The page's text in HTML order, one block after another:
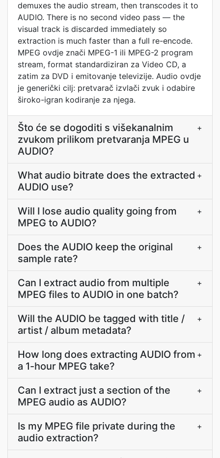
demuxes the audio stream, then transcodes it to
AUDIO. There is no second video pass — the
visual track is discarded immediately so
extraction is much faster than a full re-encode.
MPEG ovdje znači MPEG-1 ili MPEG-2 program
stream, format standardiziran za Video CD, a
zatim za DVD i emitovanje televizije. Audio ovdje
je generički cilj: pretvarač izvlači zvuk i odabire
široko-igran kodiranje za njega.
Što će se dogoditi s višekanalnim
zvukom prilikom pretvaranja MPEG u
AUDIO?
+
What audio bitrate does the extracted
AUDIO use?
+
Will I lose audio quality going from
MPEG to AUDIO?
+
Does the AUDIO keep the original
sample rate?
+
Can I extract audio from multiple
MPEG files to AUDIO in one batch?
+
Will the AUDIO be tagged with title /
artist / album metadata?
+
How long does extracting AUDIO from
a 1-hour MPEG take?
+
Can I extract just a section of the
MPEG audio as AUDIO?
+
Is my MPEG file private during the
audio extraction?
+